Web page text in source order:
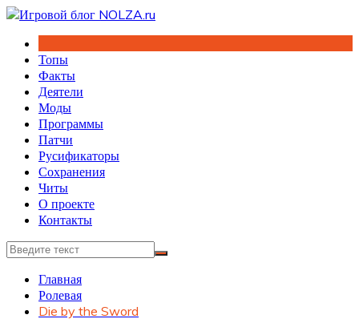
Перейти
содержимому
Топы
Факты
Деятели
Моды
Программы
Патчи
Русификаторы
Сохранения
Читы
О проекте
Контакты
Главная
Ролевая
Die by the Sword